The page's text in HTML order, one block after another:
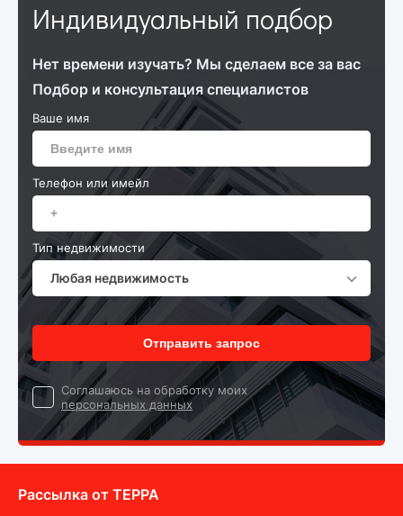
Индивидуальный подбор
Нет времени изучать? Мы сделаем все за вас
Подбор и консультация специалистов
Ваше имя
Телефон или имейл
Тип недвижимости
Любая недвижимость
Отправить запрос
Cоглашаюсь на обработку моих
персональных данных
Рассылка от ТEPPA